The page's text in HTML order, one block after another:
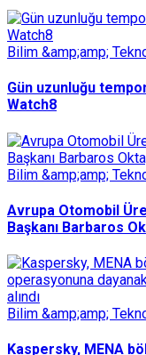
Bilim &amp;amp;
Gün uzunluğu
Watch8
Bilim &amp;amp;
Avrupa Otomobil
Başkanı Barbaros
Bilim &amp;amp;
Kaspersky, MENA